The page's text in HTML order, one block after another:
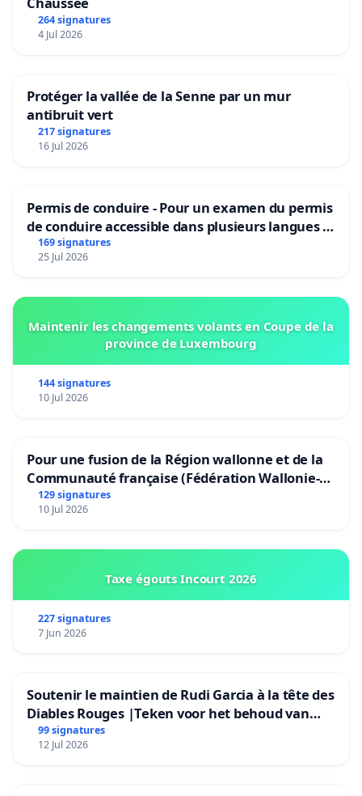
264 signatures
4 Jul 2026
Protéger la vallée de la Senne par un mur
antibruit vert
217 signatures
16 Jul 2026
Permis de conduire - Pour un examen du permis
de conduire accessible dans plusieurs langues à
Bruxelles
169 signatures
25 Jul 2026
Maintenir les changements volants en Coupe de la
province de Luxembourg
144 signatures
10 Jul 2026
Pour une fusion de la Région wallonne et de la
Communauté française (Fédération Wallonie-
Bruxelles)
129 signatures
10 Jul 2026
Taxe égouts Incourt 2026
227 signatures
7 Jun 2026
Soutenir le maintien de Rudi Garcia à la tête des
Diables Rouges |Teken voor het behoud van
Rudi Garcia als bondscoach
99 signatures
12 Jul 2026